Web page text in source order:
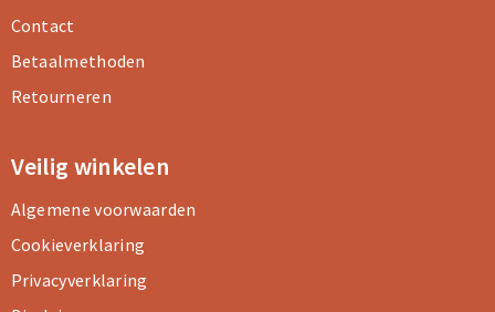
Contact
Betaalmethoden
Retourneren
Veilig winkelen
Algemene voorwaarden
Cookieverklaring
Privacyverklaring